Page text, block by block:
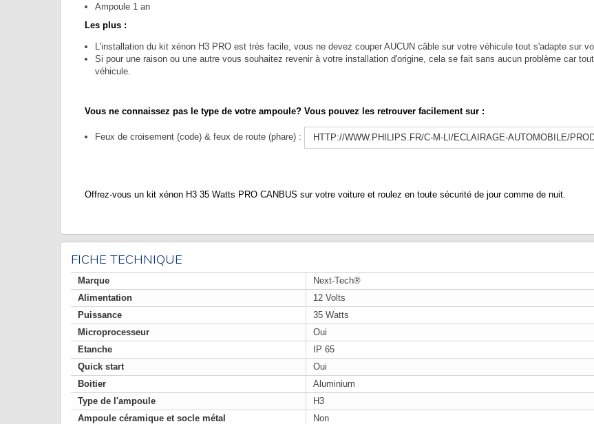
Ampoule 1 an
Les plus :
L'installation du kit xénon H3 PRO est très facile, vous ne devez couper AUCUN câble sur votre véhicule tout s'adapte sur
Si pour une raison ou une autre vous souhaitez revenir à votre installation d'origine, cela se fait sans aucun problème car
véhicule.
Vous ne connaissez pas le type de votre ampoule? Vous pouvez les retrouver facilement sur :
Feux de croisement (code) & feux de route (phare) : HTTP://WWW.PHILIPS.FR/C-M-LI/ECLAIRAGE-AUTOMOBILE/
Offrez-vous un kit xénon H3 35 Watts PRO CANBUS sur votre voiture et roulez en toute sécurité de jour comme de nuit.
FICHE TECHNIQUE
Marque
Next-Tech®
Alimentation
12 Volts
Puissance
35 Watts
Microprocesseur
Oui
Etanche
IP 65
Quick start
Oui
Boitier
Aluminium
Type de l'ampoule
H3
Ampoule céramique et socle métal
Non